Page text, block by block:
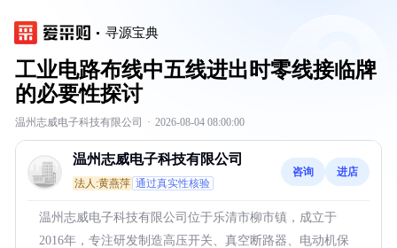
寻源宝典
工业电路布线中五线进出时零线接临牌
的必要性探讨
温州志威电子科技有限公司 · 2026-08-04 08:00:00
温州志威电子科技有限公司
法人:黄燕萍 通过真实性核验
咨询 进店
温州志威电子科技有限公司位于乐清市柳市镇，成立于
2016年，专注研发制造高压开关、真空断路器、电动机保